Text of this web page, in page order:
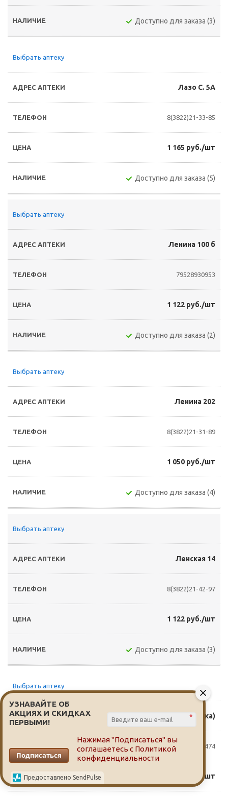
Доступно для заказа (3)
Выбрать аптеку
Лазо С. 5А
8(3822)21-33-85
1 165 руб./шт
Доступно для заказа (5)
Выбрать аптеку
Ленина 100 б
79528930953
1 122 руб./шт
Доступно для заказа (2)
Выбрать аптеку
Ленина 202
8(3822)21-31-89
1 050 руб./шт
Доступно для заказа (4)
Выбрать аптеку
Ленская 14
8(3822)21-42-97
1 122 руб./шт
Доступно для заказа (3)
Выбрать аптеку
Мира 18 (д. Кисловка)
79528021474
1 145 руб./шт
УЗНАВАЙТЕ ОБ
АКЦИЯХ И СКИДКАХ
ПЕРВЫМИ!
*
Подписаться
Нажимая "Подписаться" вы
соглашаетесь с Политикой
конфиденциальности
Предоставлено SendPulse